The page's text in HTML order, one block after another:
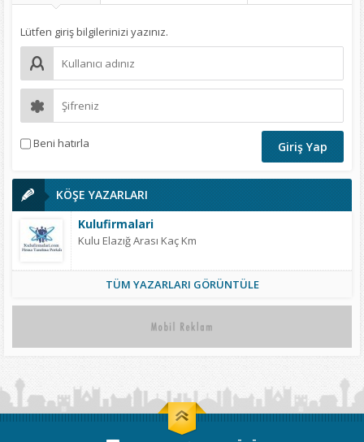
Lütfen giriş bilgilerinizi yazınız.
Beni hatırla
KÖŞE YAZARLARI
Kulufirmalari
Kulu Elazığ Arası Kaç Km
TÜM YAZARLARI GÖRÜNTÜLE